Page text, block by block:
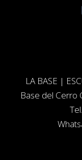
LA BASE |
Base del Cerro